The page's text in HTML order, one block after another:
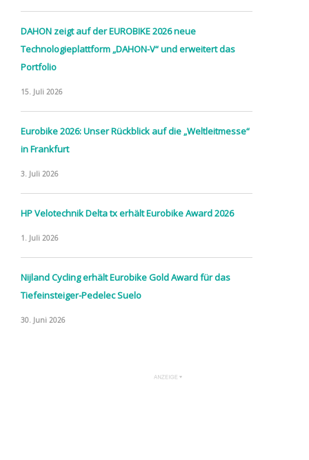
DAHON zeigt auf der EUROBIKE 2026 neue
Technologieplattform „DAHON-V“ und erweitert das
Portfolio
15. Juli 2026
Eurobike 2026: Unser Rückblick auf die „Weltleitmesse“
in Frankfurt
3. Juli 2026
HP Velotechnik Delta tx erhält Eurobike Award 2026
1. Juli 2026
Nijland Cycling erhält Eurobike Gold Award für das
Tiefeinsteiger-Pedelec Suelo
30. Juni 2026